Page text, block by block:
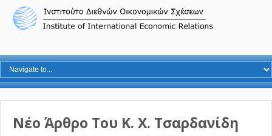
Νέο Άρθρο Του Κ. Χ. Τσαρδανίδη